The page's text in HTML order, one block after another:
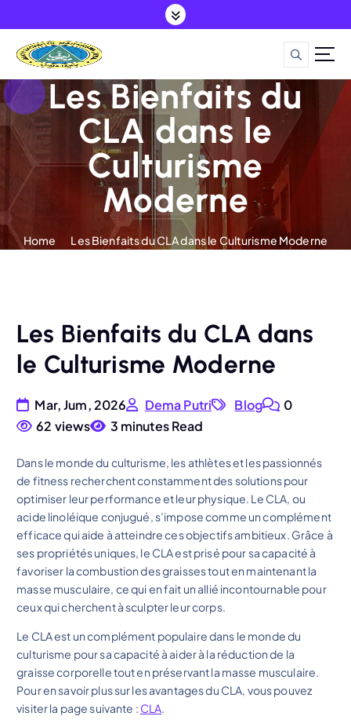
k
t
o
t
Les Bienfaits du
CLA dans le
Culturisme
Moderne
Home Les Bienfaits du CLA dans le Culturisme Moderne
Les Bienfaits du CLA dans
le Culturisme Moderne
Mar, Jum, 2026 Dema Putri Blog
0
62 views
3 minutes Read
Dans le monde du culturisme, les athlètes et les passionnés
de fitness recherchent constamment des solutions pour
optimiser leur performance et leur physique. Le CLA, ou
acide linoléique conjugué, s’impose comme un complément
efficace qui aide à atteindre ces objectifs ambitieux. Grâce à
ses propriétés uniques, le CLA est prisé pour sa capacité à
favoriser la combustion des graisses tout en maintenant la
masse musculaire, ce qui en fait un allié incontournable pour
ceux qui cherchent à sculpter leur corps.
Le CLA est un complément populaire dans le monde du
culturisme pour sa capacité à aider à la réduction de la
graisse corporelle tout en préservant la masse musculaire.
Pour en savoir plus sur les avantages du CLA, vous pouvez
visiter la page suivante : CLA.